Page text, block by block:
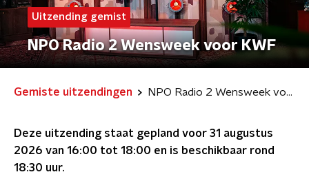
Uitzending gemist
NPO Radio 2 Wensweek voor KWF
Gemiste uitzendingen NPO Radio 2 Wensweek voor KWF
Deze uitzending staat gepland voor 31 augustus
2026 van 16:00 tot 18:00 en is beschikbaar rond
18:30 uur.